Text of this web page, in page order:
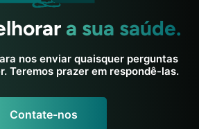
a sua saúde.
nos enviar quaisquer perguntas
Teremos prazer em respondê-las.
Contate-nos